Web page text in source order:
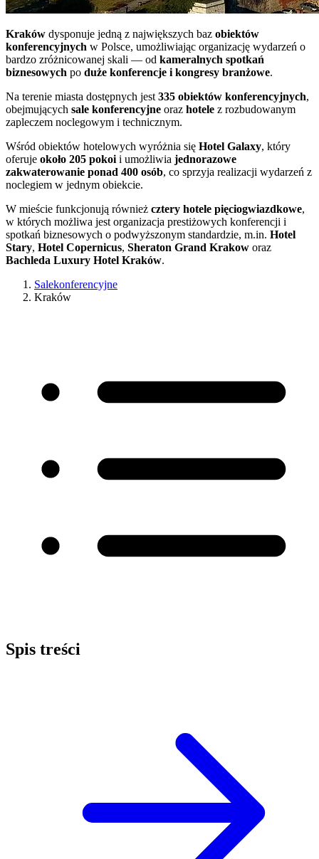
Kraków dysponuje jedną z największych baz obiektów
konferencyjnych w Polsce, umożliwiając organizację wydarzeń o
bardzo zróżnicowanej skali — od kameralnych spotkań
biznesowych po duże konferencje i kongresy branżowe.
Na terenie miasta dostępnych jest 335 obiektów konferencyjnych,
obejmujących sale konferencyjne oraz hotele z rozbudowanym
zapleczem noclegowym i technicznym.
Wśród obiektów hotelowych wyróżnia się Hotel Galaxy, który
oferuje około 205 pokoi i umożliwia jednorazowe
zakwaterowanie ponad 400 osób, co sprzyja realizacji wydarzeń z
noclegiem w jednym obiekcie.
W mieście funkcjonują również cztery hotele pięciogwiazdkowe,
w których możliwa jest organizacja prestiżowych konferencji i
spotkań biznesowych o podwyższonym standardzie, m.in. Hotel
Stary, Hotel Copernicus, Sheraton Grand Krakow oraz
Bachleda Luxury Hotel Kraków.
Salekonferencyjne
Kraków
Spis treści